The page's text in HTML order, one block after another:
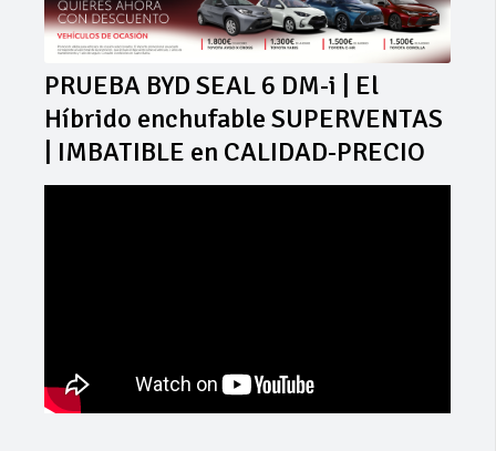
PRUEBA BYD SEAL 6 DM-i | El
Híbrido enchufable SUPERVENTAS
| IMBATIBLE en CALIDAD-PRECIO